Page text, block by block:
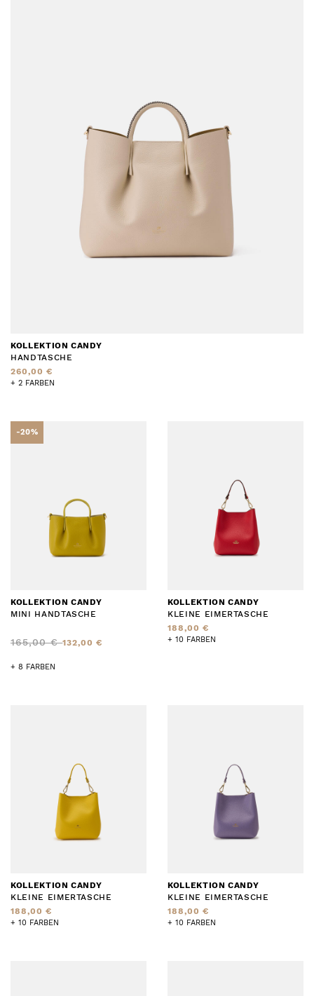
KOLLEKTION CANDY
HANDTASCHE
260,00 €
+ 2 FARBEN
-20%
KOLLEKTION CANDY
MINI HANDTASCHE
165,00 €132,00 €
+ 8 FARBEN
KOLLEKTION CANDY
KLEINE EIMERTASCHE
188,00 €
+ 10 FARBEN
KOLLEKTION CANDY
KLEINE EIMERTASCHE
188,00 €
+ 10 FARBEN
KOLLEKTION CANDY
KLEINE EIMERTASCHE
188,00 €
+ 10 FARBEN